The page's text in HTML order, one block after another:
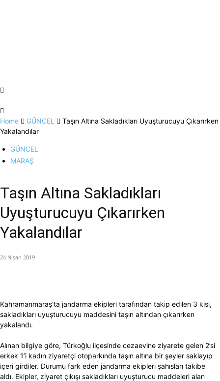
Home GÜNCEL
Taşın Altına Sakladıkları Uyuşturucuyu Çıkarırken
Yakalandılar
GÜNCEL
MARAŞ
Taşın Altına Sakladıkları
Uyuşturucuyu Çıkarırken
Yakalandılar
24 Nisan 2019
Kahramanmaraş’ta jandarma ekipleri tarafından takip edilen 3 kişi,
sakladıkları uyuşturucuyu maddesini taşın altından çıkarırken
yakalandı.
Alınan bilgiye göre, Türkoğlu ilçesinde cezaevine ziyarete gelen 2’si
erkek 1’i kadın ziyaretçi otoparkında taşın altına bir şeyler saklayıp
içeri girdiler. Durumu fark eden jandarma ekipleri şahısları takibe
aldı. Ekipler, ziyaret çıkışı sakladıkları uyuşturucu maddeleri alan